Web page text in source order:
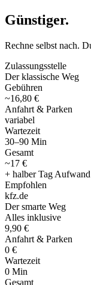
Günstiger.
Rechne selbst nach.
Zulassungsstelle
Der klassische Weg
Gebühren
~16,80 €
Anfahrt & Parken
variabel
Wartezeit
30–90 Min
Gesamt
~17 €
+ halber Tag Aufwand
Empfohlen
kfz.de
Der smarte Weg
Alles inklusive
9,90 €
Anfahrt & Parken
0 €
Wartezeit
0 Min
Gesamt